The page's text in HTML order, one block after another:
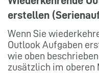
erstellen
Wenn Sie
Outlook Aufgaben
wie oben
zusätzlich im oberen